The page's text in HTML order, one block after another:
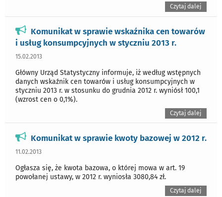
Czytaj dalej
Komunikat w sprawie wskaźnika cen towarów
i usług konsumpcyjnych w styczniu 2013 r.
15.02.2013
Główny Urząd Statystyczny informuje, iż według wstępnych
danych wskaźnik cen towarów i usług konsumpcyjnych w
styczniu 2013 r. w stosunku do grudnia 2012 r. wyniósł 100,1
(wzrost cen o 0,1%).
Czytaj dalej
Komunikat w sprawie kwoty bazowej w 2012 r.
11.02.2013
Ogłasza się, że kwota bazowa, o której mowa w art. 19
powołanej ustawy, w 2012 r. wyniosła 3080,84 zł.
Czytaj dalej